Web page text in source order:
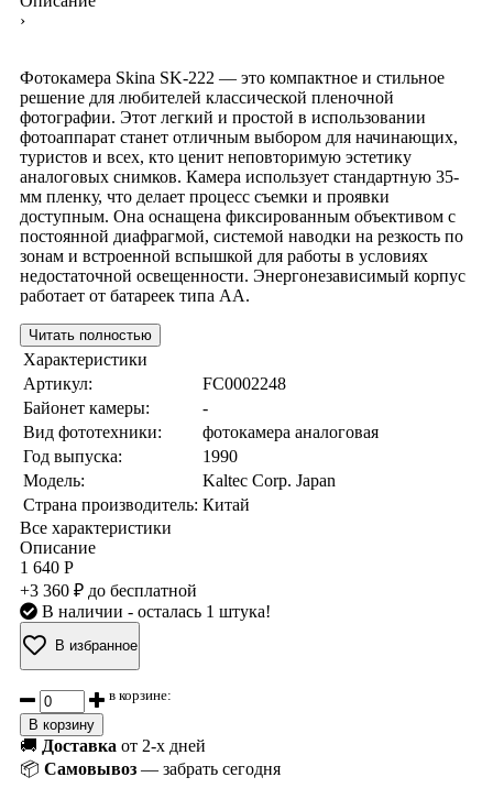
›
Фотокамера Skina SK-222 — это компактное и стильное
решение для любителей классической пленочной
фотографии. Этот легкий и простой в использовании
фотоаппарат станет отличным выбором для начинающих,
туристов и всех, кто ценит неповторимую эстетику
аналоговых снимков. Камера использует стандартную 35-
мм пленку, что делает процесс съемки и проявки
доступным. Она оснащена фиксированным объективом с
постоянной диафрагмой, системой наводки на резкость по
зонам и встроенной вспышкой для работы в условиях
недостаточной освещенности. Энергонезависимый корпус
работает от батареек типа АА.
Читать полностью
Характеристики
Артикул:
FC0002248
Байонет камеры:
-
Вид фототехники:
фотокамера аналоговая
Год выпуска:
1990
Модель:
Kaltec Corp. Japan
Страна производитель: Китай
Все характеристики
Описание
1 640 Р
+3 360 ₽ до бесплатной
В наличии - осталась 1 штука!
В избранное
в корзине:
В корзину
🚚 Доставка от 2-х дней
📦 Самовывоз — забрать сегодня